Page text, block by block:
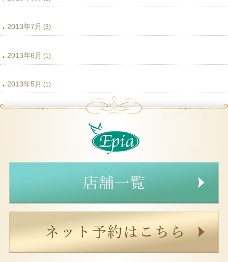
2013年7月 (3)
2013年6月 (1)
2013年5月 (1)